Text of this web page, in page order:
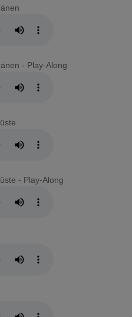
- Play-Along
- Play-Along